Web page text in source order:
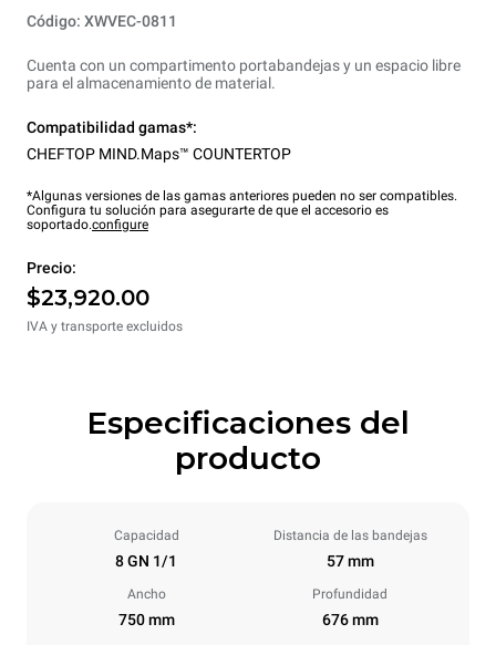
Código: XWVEC-0811
Cuenta con un compartimento portabandejas y un espacio libre
para el almacenamiento de material.
Compatibilidad gamas*:
CHEFTOP MIND.Maps™ COUNTERTOP
*Algunas versiones de las gamas anteriores pueden no ser compatibles.
Configura tu solución para asegurarte de que el accesorio es
soportado.configure
Precio:
$23,920.00
IVA y transporte excluidos
Especificaciones del
producto
Capacidad
8 GN 1/1
Distancia de las bandejas
57 mm
Ancho
750 mm
Profundidad
676 mm